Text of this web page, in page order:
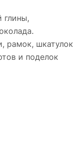
глины,
рамок, шкатулок
и поделок